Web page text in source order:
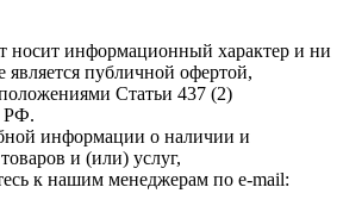
носит информационный характер и ни
является публичной офертой,
положениями Статьи 437 (2)
РФ.
информации о наличии и
и (или) услуг,
к нашим менеджерам по e-mail: